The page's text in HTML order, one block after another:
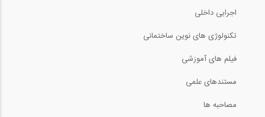
اجرایی داخلی
تکنولوژی های نوین ساختمانی
فیلم های آموزشی
مستندهای علمی
مصاحبه ها